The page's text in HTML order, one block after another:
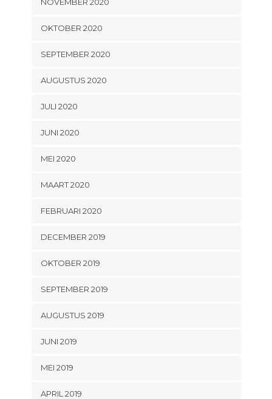
NOVEMBER 2020
OKTOBER 2020
SEPTEMBER 2020
AUGUSTUS 2020
JULI 2020
JUNI 2020
MEI 2020
MAART 2020
FEBRUARI 2020
DECEMBER 2019
OKTOBER 2019
SEPTEMBER 2019
AUGUSTUS 2019
JUNI 2019
MEI 2019
APRIL 2019